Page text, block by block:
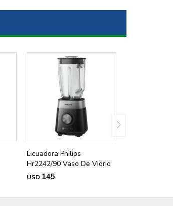
Licuadora Philips
Hr2242/90 Vaso De Vidrio
USD 145